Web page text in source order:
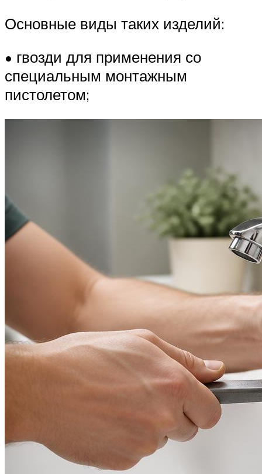
Основные виды таких изделий:
• гвозди для применения со
специальным монтажным
пистолетом;